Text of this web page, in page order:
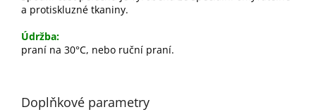
a protiskluzné tkaniny.
Údržba:
praní na 30°C, nebo ruční praní.
Doplňkové parametry